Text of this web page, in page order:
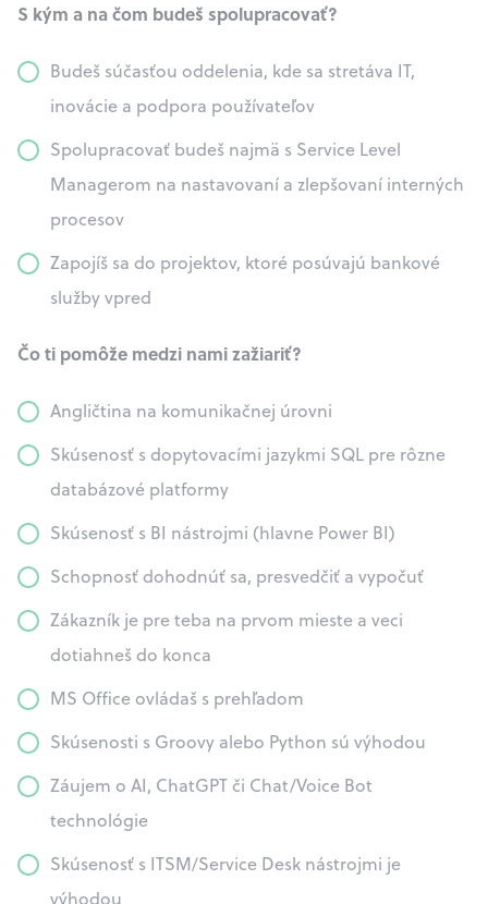
S kým a na čom budeš spolupracovať?
Budeš súčasťou oddelenia, kde sa stretáva IT,
inovácie a podpora používateľov
Spolupracovať budeš najmä s Service Level
Managerom na nastavovaní a zlepšovaní interných
procesov
Zapojíš sa do projektov, ktoré posúvajú bankové
služby vpred
Čo ti pomôže medzi nami zažiariť?
Angličtina na komunikačnej úrovni
Skúsenosť s dopytovacími jazykmi SQL pre rôzne
databázové platformy
Skúsenosť s BI nástrojmi (hlavne Power BI)
Schopnosť dohodnúť sa, presvedčiť a vypočuť
Zákazník je pre teba na prvom mieste a veci
dotiahneš do konca
MS Office ovládaš s prehľadom
Skúsenosti s Groovy alebo Python sú výhodou
Záujem o AI, ChatGPT či Chat/Voice Bot
technológie
Skúsenosť s ITSM/Service Desk nástrojmi je
výhodou